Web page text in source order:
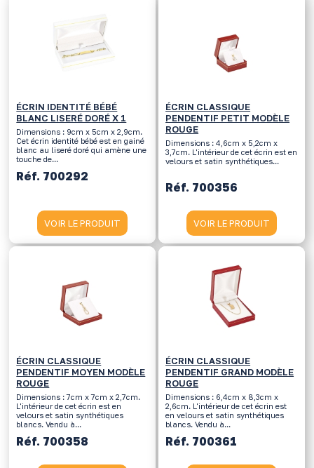
ÉCRIN IDENTITÉ BÉBÉ
BLANC LISERÉ DORÉ X 1
Dimensions : 9cm x 5cm x 2,9cm.
Cet écrin identité bébé est en gainé
blanc au liseré doré qui amène une
touche de...
Réf. 700292
VOIR LE PRODUIT
ÉCRIN CLASSIQUE
PENDENTIF PETIT MODÈLE
ROUGE
Dimensions : 4,6cm x 5,2cm x
3,7cm. L'intérieur de cet écrin est en
velours et satin synthétiques...
Réf. 700356
VOIR LE PRODUIT
ÉCRIN CLASSIQUE
PENDENTIF MOYEN MODÈLE
ROUGE
Dimensions : 7cm x 7cm x 2,7cm.
L'intérieur de cet écrin est en
velours et satin synthétiques
blancs. Vendu à...
Réf. 700358
ÉCRIN CLASSIQUE
PENDENTIF GRAND MODÈLE
ROUGE
Dimensions : 6,4cm x 8,3cm x
2,6cm. L'intérieur de cet écrin est
en velours et satin synthétiques
blancs. Vendu à...
Réf. 700361